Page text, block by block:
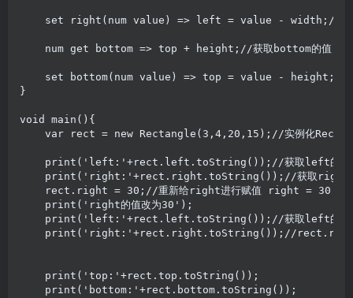
set right(num value) => left = value - width;//设置
num get bottom => top + height;//获取bottom的值（第
set bottom(num value) => top = value - height;//设
}
void main(){
var rect = new Rectangle(3,4,20,15);//实例化
print('left:'+rect.left.toString());//获取left的值
print('right:'+rect.right.toString());//获取right
rect.right = 30;//重新给right进行赋值 right = 30，这
    print('right的值改为30');
print('left:'+rect.left.toString());//获取left的值，
print('right:'+rect.right.toString());//
    print('top:'+rect.top.toString());
    print('bottom:'+rect.bottom.toString());